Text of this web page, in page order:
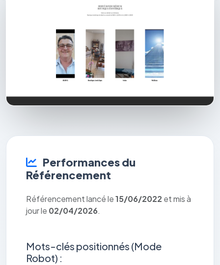
Performances du
Référencement
Référencement lancé le15/06/2022 et mis à
jour le 02/04/2026.
Mots-clés positionnés (Mode
Robot) :